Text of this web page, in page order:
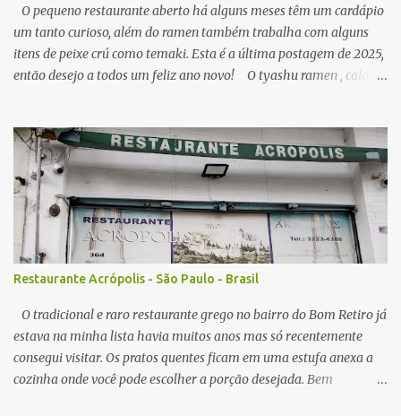
O pequeno restaurante aberto há alguns meses têm um cardápio
um tanto curioso, além do ramen também trabalha com alguns
itens de peixe crú como temaki. Esta é a última postagem de 2025,
então desejo a todos um feliz ano novo! O tyashu ramen , caldo
ponto de sal no caldo, algumas vezes estava perfeito, mas peguei o
caldo um pouco salgado demais. A qualidade do macarrão é
satisfatória, os pedaços de tyashu bons. Nota: 8/10 O combo de
chahan com karaage , o arroz frito segue muito estilo nipo
brasileiro, é bem leve em sal e gordura, e com isso combina muito
com algum elemento mais gorduroso como o ótimo frango frito
da casa, que lembra mais um frango frito brasileiro do que japonês
em sabor, em todas visitas sempre servido no ponto perfeito,
crocante por fora, e suculento no interior. N...
Restaurante Acrópolis - São Paulo - Brasil
O tradicional e raro restaurante grego no bairro do Bom Retiro já
estava na minha lista havia muitos anos mas só recentemente
consegui visitar. Os pratos quentes ficam em uma estufa anexa a
cozinha onde você pode escolher a porção desejada. Bem